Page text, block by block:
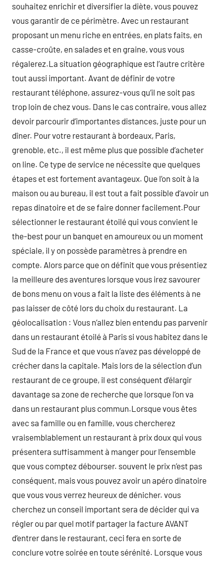
souhaitez enrichir et diversifier la diète, vous pouvez
vous garantir de ce périmètre. Avec un restaurant
proposant un menu riche en entrées, en plats faits, en
casse-croûte, en salades et en graine, vous vous
régalerez.La situation géographique est l’autre critère
tout aussi important. Avant de définir de votre
restaurant téléphone, assurez-vous qu’il ne soit pas
trop loin de chez vous. Dans le cas contraire, vous allez
devoir parcourir d’importantes distances, juste pour un
dîner. Pour votre restaurant à bordeaux, Paris,
grenoble, etc., il est même plus que possible d’acheter
on line. Ce type de service ne nécessite que quelques
étapes et est fortement avantageux. Que l’on soit à la
maison ou au bureau, il est tout a fait possible d’avoir un
repas dinatoire et de se faire donner facilement.Pour
sélectionner le restaurant étoilé qui vous convient le
the-best pour un banquet en amoureux ou un moment
spéciale, il y on possède paramètres à prendre en
compte. Alors parce que on définit que vous présentiez
la meilleure des aventures lorsque vous irez savourer
de bons menu on vous a fait la liste des éléments à ne
pas laisser de côté lors du choix du restaurant. La
géolocalisation : Vous n’allez bien entendu pas parvenir
dans un restaurant étoilé à Paris si vous habitez dans le
Sud de la France et que vous n’avez pas développé de
crécher dans la capitale. Mais lors de la sélection d’un
restaurant de ce groupe, il est conséquent d’élargir
davantage sa zone de recherche que lorsque l’on va
dans un restaurant plus commun.Lorsque vous êtes
avec sa famille ou en famille, vous chercherez
vraisemblablement un restaurant à prix doux qui vous
présentera suffisamment à manger pour l’ensemble
que vous comptez débourser. souvent le prix n’est pas
conséquent, mais vous pouvez avoir un apéro dinatoire
que vous vous verrez heureux de dénicher. vous
cherchez un conseil important sera de décider qui va
régler ou par quel motif partager la facture AVANT
d’entrer dans le restaurant, ceci fera en sorte de
conclure votre soirée en toute sérénité. Lorsque vous